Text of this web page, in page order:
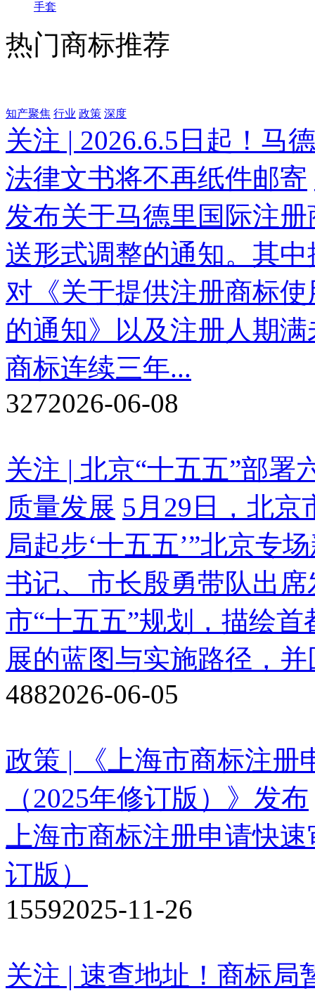
手套
热门商标推荐
知产聚焦 行业 政策 深度
关注 | 2026.6.5日起！马
法律文书将不再纸件邮寄
发布关于马德里国际注
送形式调整的通知。其
对《关于提供注册商标
的通知》以及注册人期
商标连续三年...
3272026-06-08
关注 | 北京“十五五”部
质量发展 5月29日，北京
局起步‘十五五’”北京专
书记、市长殷勇带队出
市“十五五”规划，描绘
展的蓝图与实施路径，
4882026-06-05
政策 | 《上海市商标注册
（2025年修订版）》发布
上海市商标注册申请快
订版）
15592025-11-26
关注 | 速查地址！商标局